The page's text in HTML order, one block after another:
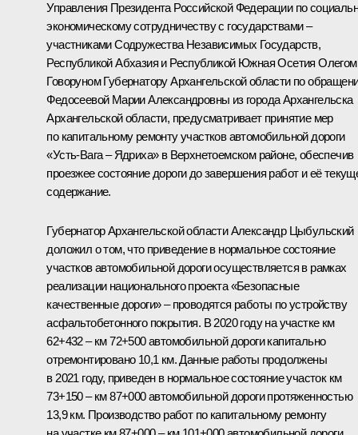
Управления Президента Российской Федерации по
экономическому сотрудничеству с государствами –
участниками Содружества Независимых Государств,
Республикой Абхазия и Республикой Южная Осетия Олегом
Говоруном Губернатору Архангельской области по
Федосеевой Марии Александровны из города Архангельска
Архангельской области, предусматривает принятие мер
по капитальному ремонту участков автомобильной дороги
«Усть-Вага – Ядриха» в Верхнетоемском районе, обеспечив
проезжее состояние дороги до завершения работ и её
содержание.
Губернатор Архангельской области Александр Цыбульский
доложил о том, что приведение в нормальное состояние
участков автомобильной дороги осуществляется в рамках
реализации национального проекта «Безопасные
качественные дороги» – проводятся работы по устройству
асфальтобетонного покрытия. В 2020 году на участке км
62+432 – км 72+500 автомобильной дороги капитально
отремонтировано 10,1 км. Данные работы продолжены
в 2021 году, приведен в нормальное состояние участок км
73+150 – км 87+000 автомобильной дороги протяженностью
13,9 км. Производство работ по капитальному ремонту